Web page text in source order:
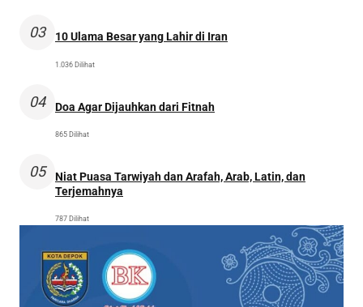
03 10 Ulama Besar yang Lahir di Iran
1.036 Dilihat
04 Doa Agar Dijauhkan dari Fitnah
865 Dilihat
05
Niat Puasa Tarwiyah dan Arafah, Arab, Latin, dan
Terjemahnya
787 Dilihat